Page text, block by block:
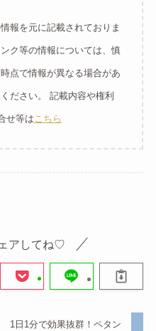
報を元に記載されておりま
ク等の情報については、慎
点で情報が異なる場合があ
ださい。 記載内容や権利
せ等は こちら
アしてね♡
1日1分で効果抜群！ペタン